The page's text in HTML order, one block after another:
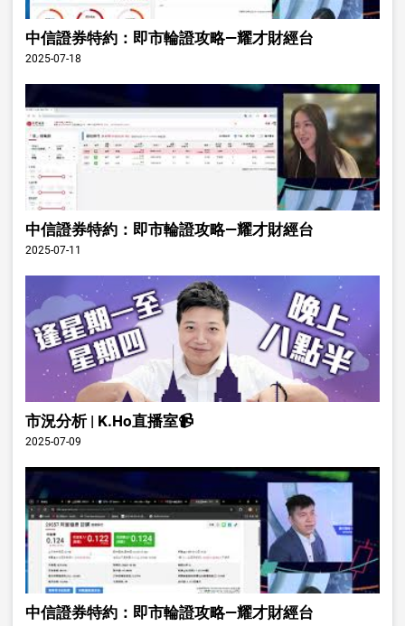
中信證券特約：即市輪證攻略—耀才財經台
2025-07-18
中信證券特約：即市輪證攻略—耀才財經台
2025-07-11
市況分析 | K.Ho直播室📹
2025-07-09
中信證券特約：即市輪證攻略—耀才財經台